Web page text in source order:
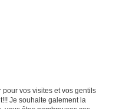
vos visites et vos gentils
Je souhaite galement la